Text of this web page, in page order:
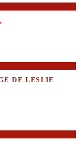
DE LESLIE